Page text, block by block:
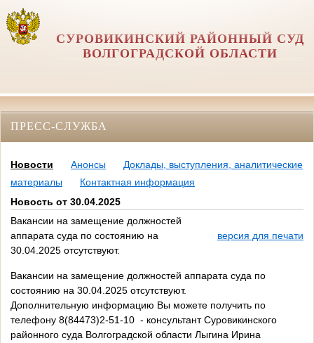
СУРОВИКИНСКИЙ РАЙОННЫЙ СУД
ВОЛГОГРАДСКОЙ ОБЛАСТИ
ПРЕСС-СЛУЖБА
Новости Анонсы
Доклады, выступления, аналитические
материалы
Контактная информация
Новость от 30.04.2025
Вакансии на замещение должностей
аппарата суда по состоянию на
30.04.2025 отсутствуют.
версия для печати
Вакансии на замещение должностей аппарата суда по
состоянию на 30.04.2025 отсутствуют.
Дополнительную информацию Вы можете получить по
телефону 8(84473)2-51-10 - консультант Суровикинского
районного суда Волгоградской области Лыгина Ирина